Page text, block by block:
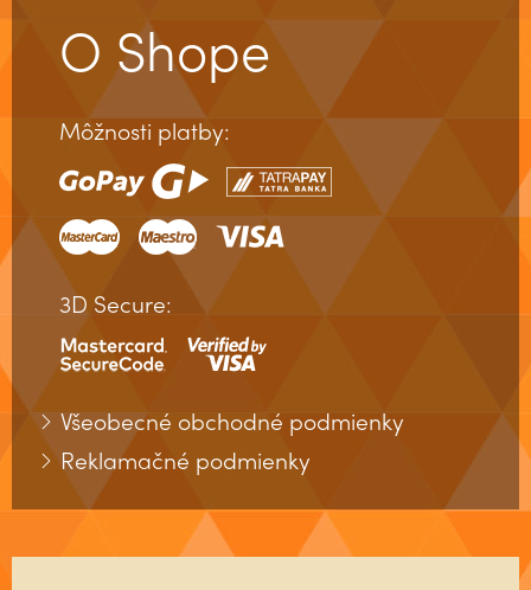
ODRÁBKY - PORÁBKY
OHŇOVÁ MÁGIA
VIDEOKURZ: ÚVODNÁ LEKCIA DO MÁGIE
Kurz Mentálna Kontrola a Mágia Mysle
O Shope
Môžnosti platby:
3D Secure:
Všeobecné obchodné podmienky
Reklamačné podmienky